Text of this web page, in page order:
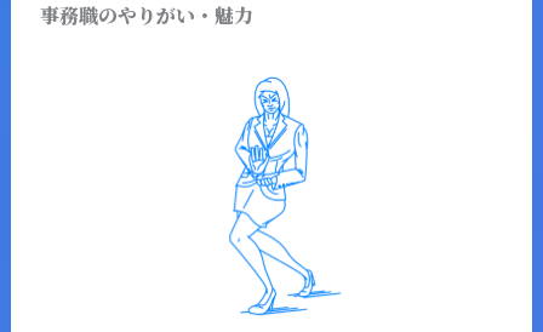
事務職のやりがい・魅力